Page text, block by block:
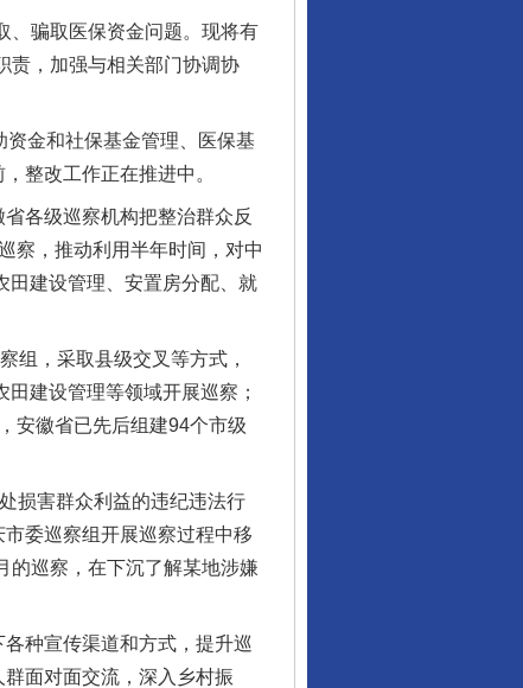
骗取医保资金问题。现将有
责，加强与相关部门协调协
金和社保基金管理、医保基
整改工作正在推进中。
各级巡察机构把整治群众反
察，推动利用半年时间，对中
田建设管理、安置房分配、就
，采取县级交叉等方式，
建设管理等领域开展巡察；
安徽省已先后组建94个市级
损害群众利益的违纪违法行
委巡察组开展巡察过程中移
的巡察，在下沉了解某地涉嫌
种宣传渠道和方式，提升巡
面对面交流，深入乡村振